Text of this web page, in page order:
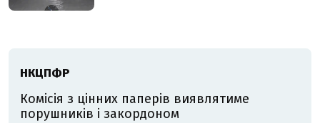
НКЦПФР
Комісія з цінних паперів виявлятиме
порушників і закордоном